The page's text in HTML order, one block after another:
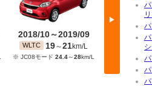
▶
2018/10～2019/09
WLTC 19～21km/L
※ JC08モード 24.4～28km/L
2016/04